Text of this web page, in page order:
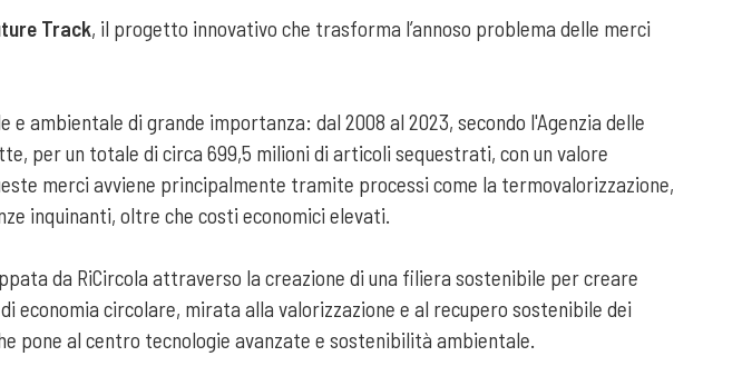
Track, il progetto innovativo che trasforma l’annoso problema delle merci
ambientale di grande importanza: dal 2008 al 2023, secondo l'Agenzia delle
per un totale di circa 699,5 milioni di articoli sequestrati, con un valore
merci avviene principalmente tramite processi come la termovalorizzazione,
inquinanti, oltre che costi economici elevati.
da RiCircola attraverso la creazione di una filiera sostenibile per creare
circolare, mirata alla valorizzazione e al recupero sostenibile dei
al centro tecnologie avanzate e sostenibilità ambientale.